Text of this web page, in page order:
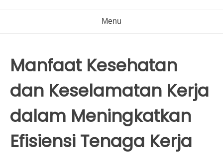
Menu
Manfaat Kesehatan
dan Keselamatan Kerja
dalam Meningkatkan
Efisiensi Tenaga Kerja